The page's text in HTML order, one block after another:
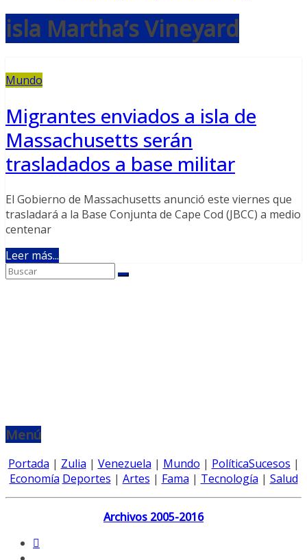
isla Martha’s Vineyard
Mundo
Migrantes enviados a isla de
Massachusetts serán
trasladados a base militar
El Gobierno de Massachusetts anunció este viernes que
trasladará a la Base Conjunta de Cape Cod (JBCC) a medio
centenar
Leer más...
Menú
Portada | Zulia | Venezuela | Mundo | PolíticaSucesos |
Economía Deportes | Artes | Fama | Tecnología | Salud
Archivos 2005-2016